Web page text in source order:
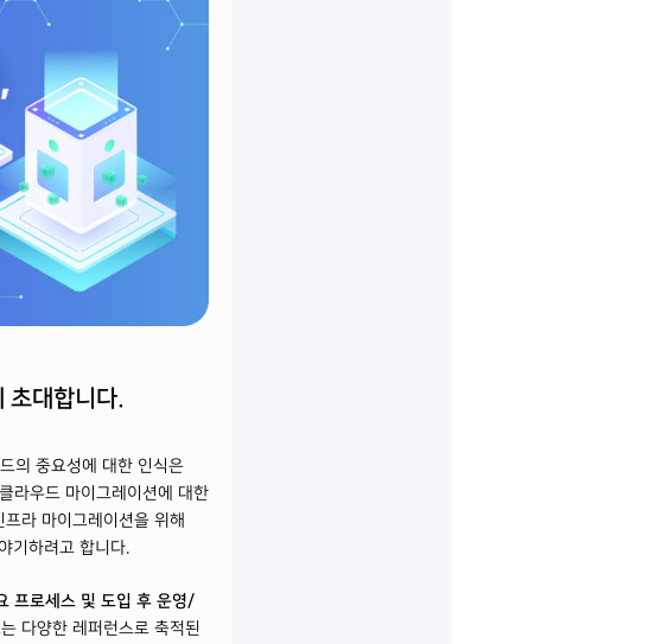
초대합니다.
의 중요성에 대한 인식은
라우드 마이그레이션에 대한
라 마이그레이션을 위해
기하려고 합니다.
프로세스 및 도입 후 운영/
다양한 레퍼런스로 축적된